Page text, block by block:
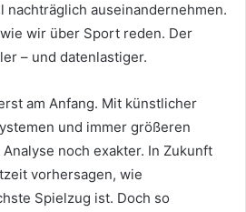
nachträglich auseinandernehmen.
wir über Sport reden. Der
– und datenlastiger.
am Anfang. Mit künstlicher
und immer größeren
noch exakter. In Zukunft
vorhersagen, wie
Spielzug ist. Doch so